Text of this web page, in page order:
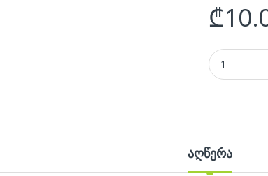
₾
Universal
აღწერა